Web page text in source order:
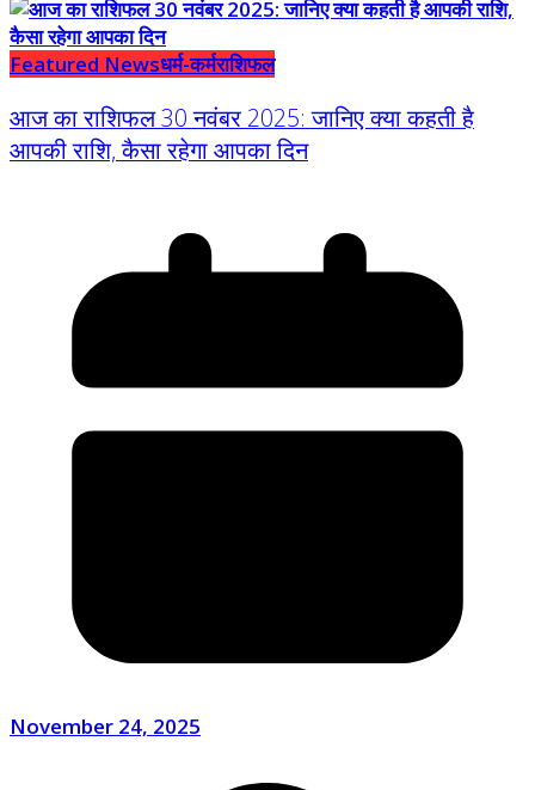
Featured Newsधर्म-कर्मराशिफल
आज का राशिफल 30 नवंबर 2025: जानिए क्या कहती है
आपकी राशि, कैसा रहेगा आपका दिन
November 24, 2025